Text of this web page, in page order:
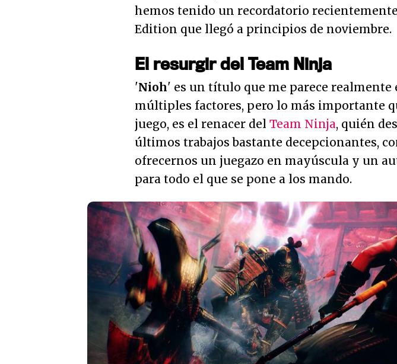
hemos tenido un recordatorio
Edition que llegó a principios de noviembre.
El resurgir del Team Ninja
'Nioh' es un título que me parece realmente
múltiples factores, pero lo más importante
juego, es el renacer del Team Ninja, quién
últimos trabajos bastante decepcionantes,
ofrecernos un juegazo en mayúscula y un
para todo el que se pone a los mando.